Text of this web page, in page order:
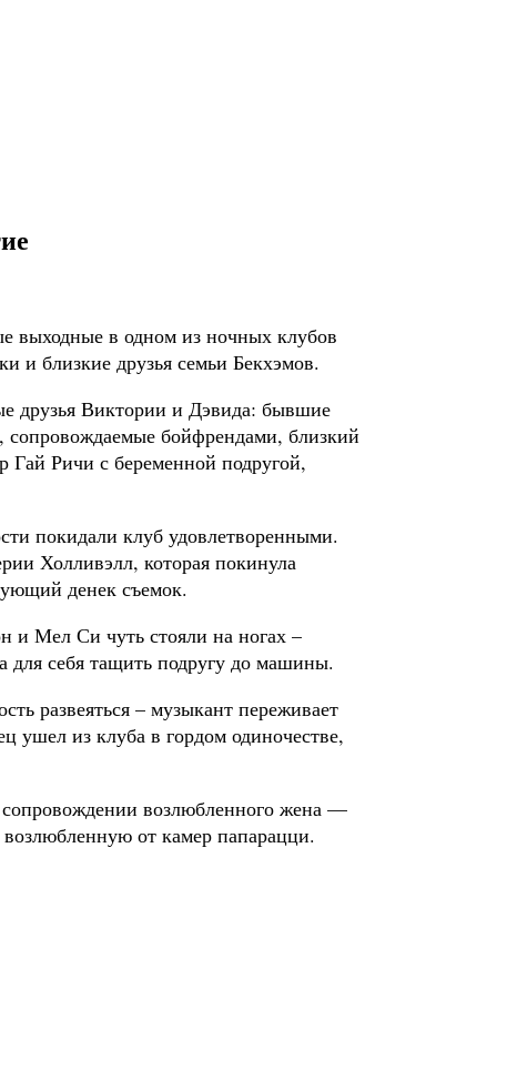
выходные в одном из ночных клубов
и близкие друзья семьи Бекхэмов.
друзья Виктории и Дэвида: бывшие
сопровождаемые бойфрендами, близкий
Гай Ричи с беременной подругой,
покидали клуб удовлетворенными.
Холливэлл, которая покинула
денек съемок.
и Мел Си чуть стояли на ногах –
себя тащить подругу до машины.
развеяться – музыкант переживает
ушел из клуба в гордом одиночестве,
возлюбленного жена —
от камер папарацци.